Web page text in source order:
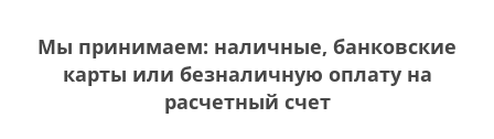
Мы принимаем: наличные, банковские
карты или безналичную оплату на
расчетный счет